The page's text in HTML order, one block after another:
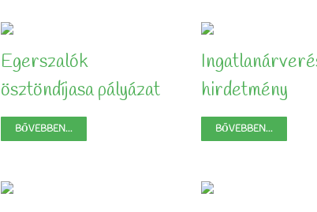
Egerszalók
ösztöndíjasa pályázat
BŐVEBBEN...
hirdetmény
BŐVEBBEN...